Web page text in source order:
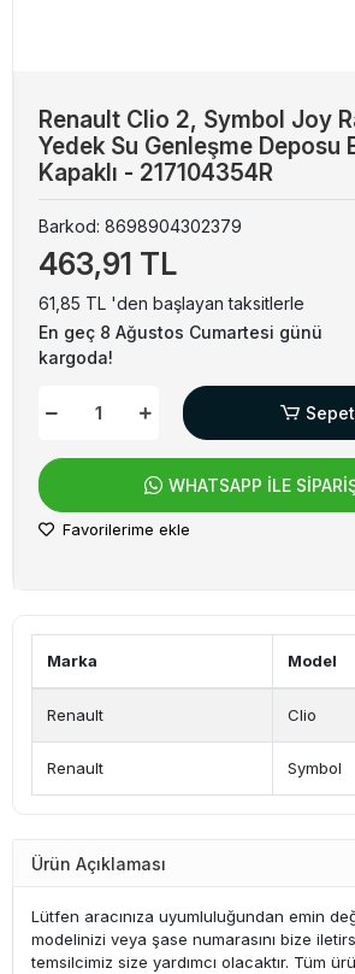
Renault Clio 2, Symbol Joy
Yedek Su Genleşme Deposu
Kapaklı - 217104354R
Barkod: 8698904302379
463,91 TL
61,85 TL 'den başlayan taksitlerle
En geç 8 Ağustos Cumartesi günü
kargoda!
WHATSAPP İLE
Favorilerime ekle
Marka Model
Renault Clio
Renault Symbol
Ürün Açıklaması
Lütfen aracınıza uyumluluğundan emin
modelinizi veya şase numarasını bize
temsilcimiz size yardımcı olacaktır. Tüm